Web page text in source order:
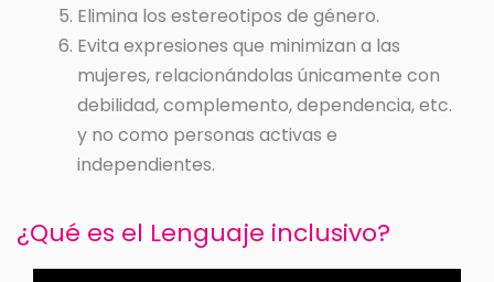
Elimina los estereotipos de género.
Evita expresiones que minimizan a las
mujeres, relacionándolas únicamente con
debilidad, complemento, dependencia, etc.
y no como personas activas e
independientes.
¿Qué es el Lenguaje inclusivo?